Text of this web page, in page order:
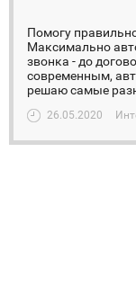
Помогу
Максимально
звонка - до
современным,
решаю самые
26.05.2020